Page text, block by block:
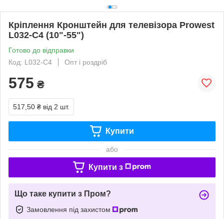
Кріплення Кронштейн для телевізора Prowest
L032-C4 (10"-55")
Готово до відправки
Код: L032-C4
Опт і роздріб
575 ₴
517,50 ₴ від 2 шт.
Купити
або
Купити з
Що таке купити з Пром?
Замовлення під захистом